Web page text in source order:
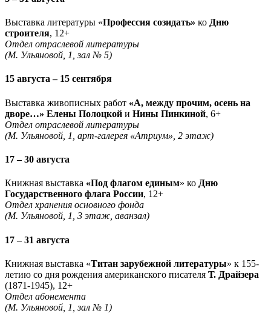
Выставка литературы «Профессия созидать» ко Дню
строителя, 12+
Отдел отраслевой литературы
(М. Ульяновой, 1, зал № 5)
15 августа – 15 сентября
Выставка живописных работ «А, между прочим, осень на
дворе…» Елены Полоцкой и Нины Пинкиной, 6+
Отдел отраслевой литературы
(М. Ульяновой, 1, арт-галерея «Атриум», 2 этаж)
17 – 30 августа
Книжная выставка «Под флагом единым» ко Дню
Государственного флага России, 12+
Отдел хранения основного фонда
(М. Ульяновой, 1, 3 этаж, аванзал)
17 – 31 августа
Книжная выставка «Титан зарубежной литературы» к 155-
летию со дня рождения американского писателя Т. Драйзера
(1871-1945), 12+
Отдел абонемента
(М. Ульяновой, 1, зал № 1)